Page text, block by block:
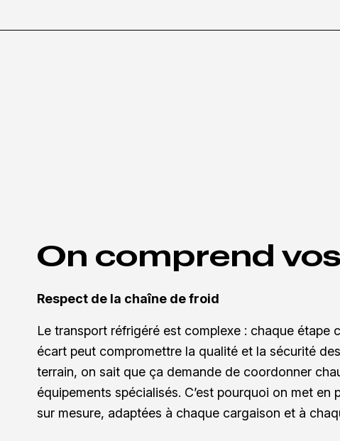
On comprend
Respect de la chaîne de froid
Le transport réfrigéré est complexe : chaque étape
écart peut compromettre la qualité et la sécurité
terrain, on sait que ça demande de coordonner
équipements spécialisés. C’est pourquoi on met en
sur mesure, adaptées à chaque cargaison et à